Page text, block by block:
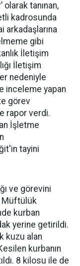
olarak tanınan,
kadrosunda
arkadaşlarına
gibi
İletişim
İletişim
nedeniyle
inceleme yapan
görev
rapor verdi.
İşletme
tayini
ve görevini
Müftülük
kurban
yerine getirildi.
kuzu alan
kurbanın
8 kilosu ile de